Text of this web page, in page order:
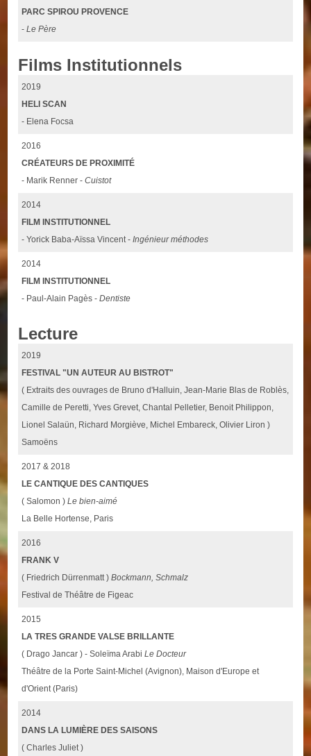
PARC SPIROU PROVENCE
-Le Père
Films Institutionnels
2019
HELI SCAN
- Elena Focsa
2016
CRÉATEURS DE PROXIMITÉ
- Marik Renner -Cuistot
2014
FILM INSTITUTIONNEL
- Yorick Baba-Aïssa Vincent -Ingénieur méthodes
2014
FILM INSTITUTIONNEL
- Paul-Alain Pagès -Dentiste
Lecture
2019
FESTIVAL "UN AUTEUR AU BISTROT"
( Extraits des ouvrages de Bruno d'Halluin, Jean-Marie Blas de Roblès,
Camille de Peretti, Yves Grevet, Chantal Pelletier, Benoit Philippon,
Lionel Salaün, Richard Morgiève, Michel Embareck, Olivier Liron )
Samoëns
2017 & 2018
LE CANTIQUE DES CANTIQUES
( Salomon )Le bien-aimé
La Belle Hortense, Paris
2016
FRANK V
( Friedrich Dürrenmatt )Bockmann, Schmalz
Festival de Théâtre de Figeac
2015
LA TRES GRANDE VALSE BRILLANTE
( Drago Jancar ) - Soleïma ArabiLe Docteur
Théâtre de la Porte Saint-Michel (Avignon), Maison d'Europe et
d'Orient (Paris)
2014
DANS LA LUMIÈRE DES SAISONS
( Charles Juliet )